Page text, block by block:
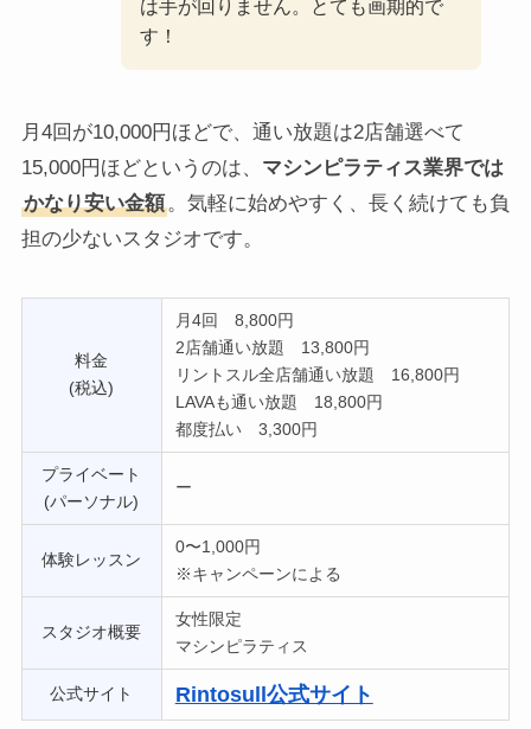
は手が回りません。とても画期的で
す！
月4回が10,000円ほどで、通い放題は2店舗選べて
15,000円ほどというのは、 マシンピラティス業界では
かなり安い金額。気軽に始めやすく、長く続けても負
担の少ないスタジオです。
料金
(税込)
月4回 8,800円
2店舗通い放題 13,800円
リントスル全店舗通い放題 16,800円
LAVAも通い放題 18,800円
都度払い 3,300円
プライベート
(パーソナル)
ー
体験レッスン
0〜1,000円
※キャンペーンによる
スタジオ概要
女性限定
マシンピラティス
公式サイト Rintosull公式サイト